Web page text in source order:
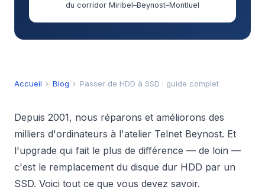
Accueil › Blog › Passer de HDD à SSD : guide complet
Depuis 2001, nous réparons et améliorons des
milliers d'ordinateurs à l'atelier Telnet Beynost. Et
l'upgrade qui fait le plus de différence — de loin —
c'est le remplacement du disque dur HDD par un
SSD. Voici tout ce que vous devez savoir.
du corridor Miribel–Beynost–Montluel